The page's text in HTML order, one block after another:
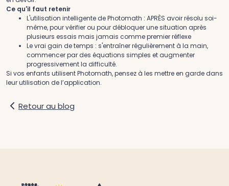
Ce qu'il faut retenir
L'utilisation intelligente de Photomath : APRÈS avoir résolu soi-
même, pour vérifier ou pour débloquer une situation après
plusieurs essais mais jamais comme premier réflexe
Le vrai gain de temps : s'entraîner régulièrement à la main,
commencer par des équations simples et augmenter
progressivement la difficulté.
Si vos enfants utilisent Photomath, pensez à les mettre en garde dans
leur utilisation de l’application.
Retour au blog